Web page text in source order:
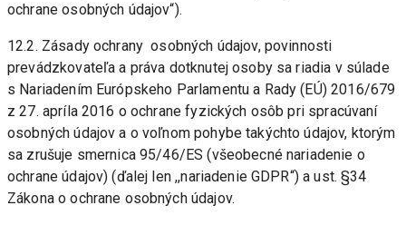
ochrane osobných údajov“).
12.2. Zásady ochrany  osobných údajov, povinnosti
prevádzkovateľa a práva dotknutej osoby sa riadia v súlade
s Nariadením Európskeho Parlamentu a Rady (EÚ) 2016/679
z 27. apríla 2016 o ochrane fyzických osôb pri spracúvaní
osobných údajov a o voľnom pohybe takýchto údajov, ktorým
sa zrušuje smernica 95/46/ES (všeobecné nariadenie o
ochrane údajov) (ďalej len ,,nariadenie GDPR“) a ust. §34
Zákona o ochrane osobných údajov.